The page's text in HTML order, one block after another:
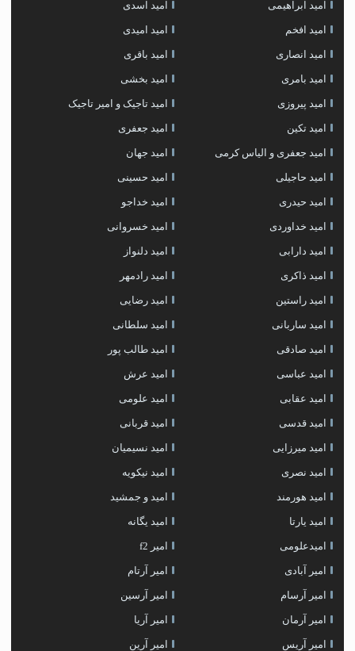
امید ابراهیمی امید اسدی
امید افخم امید امیدی
امید انصاری امید باقری
امید بامری امید بخشی
امید پیروزی امید تاجیک و امیر تاجیک
امید تکین امید جعفری
امید جعفری و الیاس کرمی امید جهان
امید حاجیلی امید حسینی
امید حیدری امید خداجو
امید خداوردی امید خسروانی
امید دارابی امید دلنواز
امید ذاکری امید رادمهر
امید راستین امید رضایی
امید ساربانی امید سلطانی
امید صادقی امید طالب پور
امید عباسی امید عرش
امید عقابی امید علومی
امید قدسی امید قربانی
امید میرزایی امید نسیمیان
امید نصری امید نیکویه
امید هورمند امید و جمشید
امید یارتا امید یگانه
امیدعلومی امیر f2
امیر آبادی امیر آرتام
امیر آرسام امیر آرسین
امیر آرمان امیر آریا
امیر آریس امیر آرین